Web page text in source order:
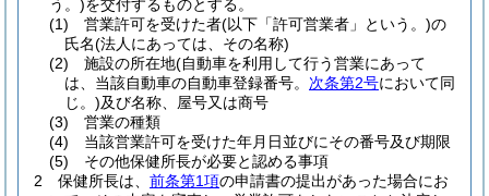
う。)を交付するものとする。
(1)
営業許可を受けた者(以下「許可営業者」という。)の
氏名(法人にあっては、その名称)
(2)
施設の所在地(自動車を利用して行う営業にあって
は、当該自動車の自動車登録番号。 次条第2号において同
じ。)及び名称、屋号又は商号
(3)
営業の種類
(4)
当該営業許可を受けた年月日並びにその番号及び期限
(5)
その他保健所長が必要と認める事項
2
保健所長は、 前条第1項の申請書の提出があった場合にお